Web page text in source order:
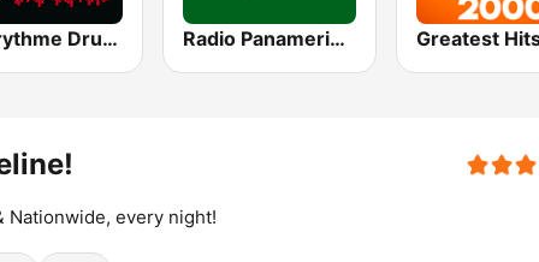
Algorythme Drum & Bass Radio Panamericana
Nationwide, every night!